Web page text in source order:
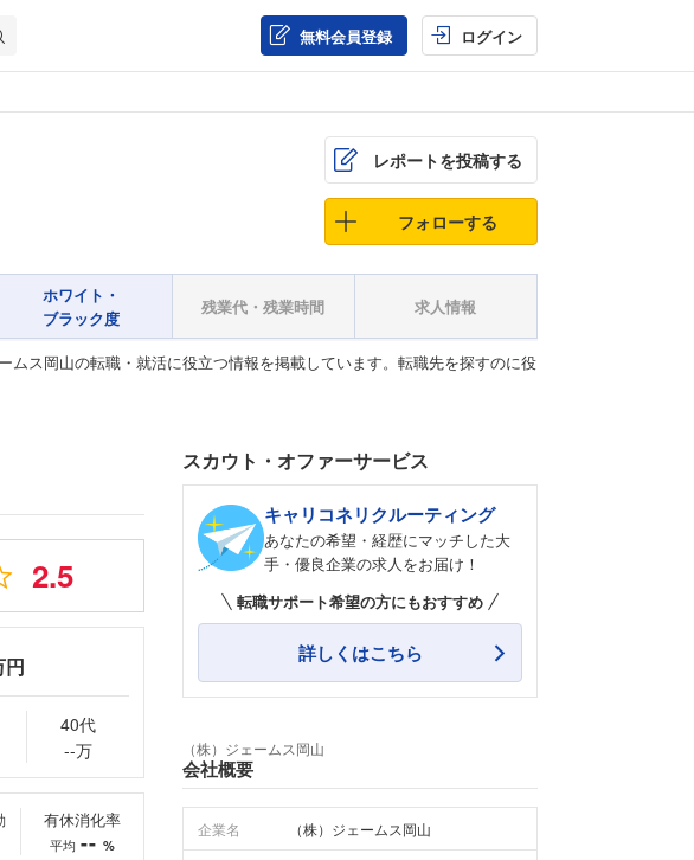
無料会員登録 ログイン
レポートを投稿する
フォローする
ホワイト・
ブラック度
残業代・残業時間 求人情報
ムス岡山の転職・就活に役立つ情報を掲載しています。転職先を探すのに役
2.5
円
40代
--万
有休消化率
平均 -- %
スカウト・オファーサービス
キャリコネリクルーティング
あなたの希望・経歴にマッチした大
手・優良企業の求人をお届け！
転職サポート希望の方にもおすすめ
詳しくはこちら
（株）ジェームス岡山
会社概要
企業名 （株）ジェームス岡山